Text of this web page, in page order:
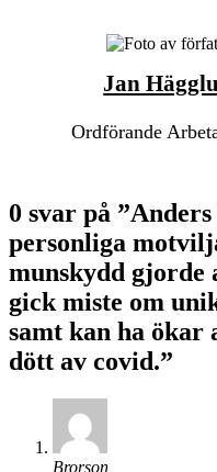
Jan
Ordförande
0 svar på
personliga
munskydd gjorde
gick miste om
samt kan ha ökar
dött av covid.”
Brorson